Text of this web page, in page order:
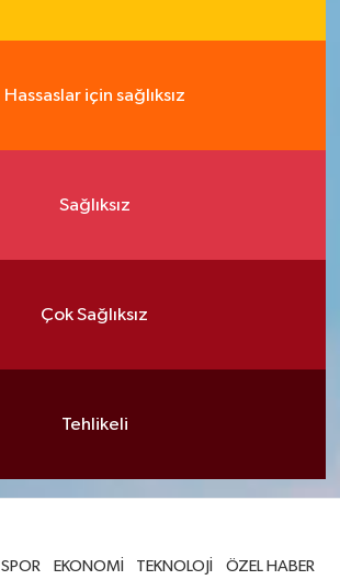
Hassaslar için sağlıksız
Sağlıksız
Çok Sağlıksız
Tehlikeli
SPOR EKONOMİ TEKNOLOJİ
ÖZEL HABER